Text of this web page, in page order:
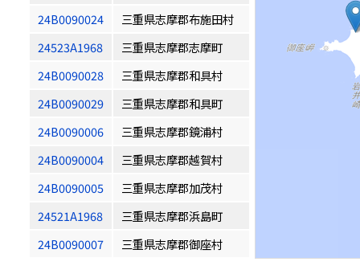
24B0090024
三重県志摩郡布施田村
24523A1968
三重県志摩郡志摩町
24B0090028
三重県志摩郡和具村
24B0090029
三重県志摩郡和具町
24B0090006
三重県志摩郡鏡浦村
24B0090004
三重県志摩郡越賀村
24B0090005
三重県志摩郡加茂村
24521A1968
三重県志摩郡浜島町
24B0090007
三重県志摩郡御座村